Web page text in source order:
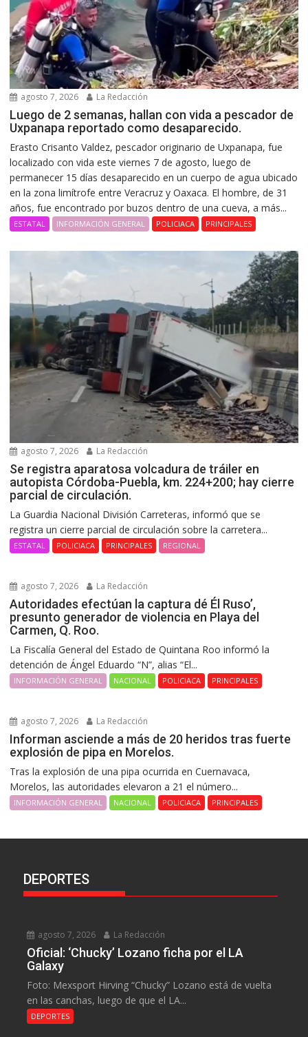
agosto 7, 2026 La Redacción
Luego de 2 semanas, hallan con vida a pescador de
Uxpanapa reportado como desaparecido.
Erasto Crisanto Valdez, pescador originario de Uxpanapa, fue
localizado con vida este viernes 7 de agosto, luego de
permanecer 15 días desaparecido en un cuerpo de agua ubicado
en la zona limítrofe entre Veracruz y Oaxaca. El hombre, de 31
años, fue encontrado por buzos dentro de una cueva, a más...
ESTATAL INFORMACIÓN GENERAL POLICIACA PRINCIPALES
agosto 7, 2026 La Redacción
Se registra aparatosa volcadura de tráiler en
autopista Córdoba-Puebla, km. 224+200; hay cierre
parcial de circulación.
La Guardia Nacional División Carreteras, informó que se
registra un cierre parcial de circulación sobre la carretera...
ESTATAL POLICIACA PRINCIPALES REGIONAL
agosto 7, 2026 La Redacción
Autoridades efectúan la captura dé Él Ruso’,
presunto generador de violencia en Playa del
Carmen, Q. Roo.
La Fiscalía General del Estado de Quintana Roo informó la
detención de Ángel Eduardo “N”, alias “El...
INFORMACIÓN GENERAL NACIONAL POLICIACA PRINCIPALES
agosto 7, 2026 La Redacción
Informan asciende a más de 20 heridos tras fuerte
explosión de pipa en Morelos.
Tras la explosión de una pipa ocurrida en Cuernavaca,
Morelos, las autoridades elevaron a 21 el número...
INFORMACIÓN GENERAL NACIONAL POLICIACA PRINCIPALES
DEPORTES
agosto 7, 2026 La Redacción
Oficial: ‘Chucky’ Lozano ficha por el LA
Galaxy
Foto: Mexsport Hirving “Chucky” Lozano está de vuelta
en las canchas, luego de que el LA...
DEPORTES